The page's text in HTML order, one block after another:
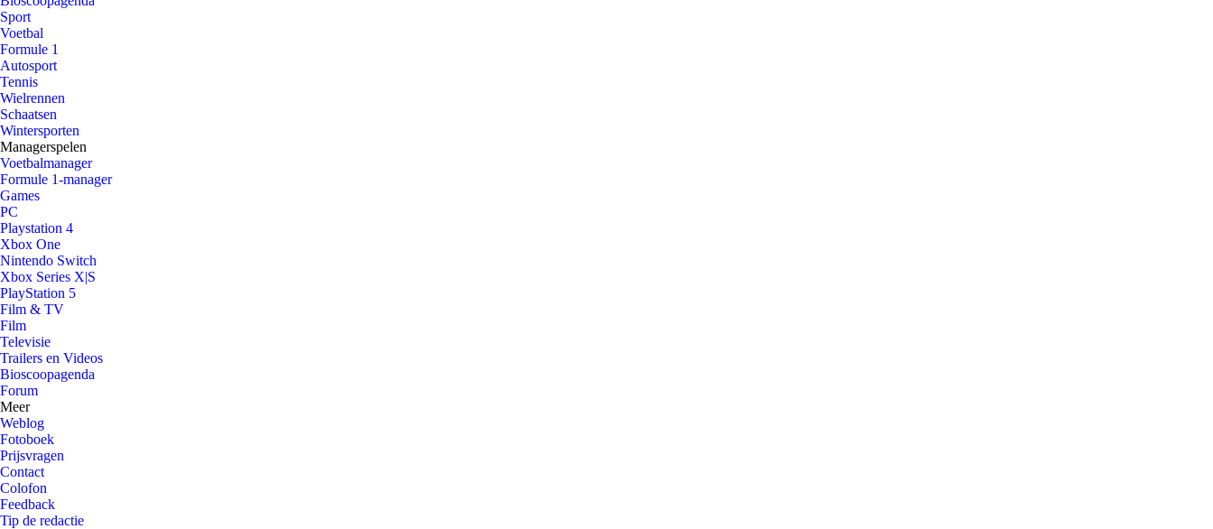
Sport
Voetbal
Formule 1
Autosport
Tennis
Wielrennen
Schaatsen
Wintersporten
Managerspelen
Voetbalmanager
Formule 1-manager
Games
PC
Playstation 4
Xbox One
Nintendo Switch
Xbox Series X|S
PlayStation 5
Film & TV
Film
Televisie
Trailers en Videos
Bioscoopagenda
Forum
Meer
Weblog
Fotoboek
Prijsvragen
Contact
Colofon
Feedback
Tip de redactie